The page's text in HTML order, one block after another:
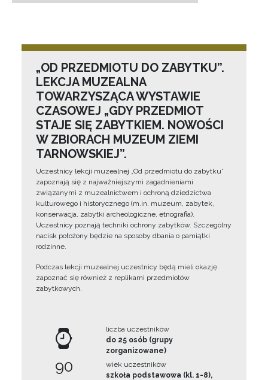
„OD PRZEDMIOTU DO ZABYTKU”.
LEKCJA MUZEALNA
TOWARZYSZĄCA WYSTAWIE
CZASOWEJ „GDY PRZEDMIOT
STAJE SIĘ ZABYTKIEM. NOWOŚCI
W ZBIORACH MUZEUM ZIEMI
TARNOWSKIEJ”.
Uczestnicy lekcji muzealnej „Od przedmiotu do zabytku”
zapoznają się z najważniejszymi zagadnieniami
związanymi z muzealnictwem i ochroną dziedzictwa
kulturowego i historycznego (m.in. muzeum, zabytek,
konserwacja, zabytki archeologiczne, etnografia).
Uczestnicy poznają techniki ochrony zabytków. Szczególny
nacisk położony będzie na sposoby dbania o pamiątki
rodzinne.
Podczas lekcji muzealnej uczestnicy będą mieli okazję
zapoznać się również z replikami przedmiotów
zabytkowych.
90
liczba uczestników
do 25 osób (grupy
zorganizowane)
wiek uczestników
szkoła podstawowa (kl. 1-8),